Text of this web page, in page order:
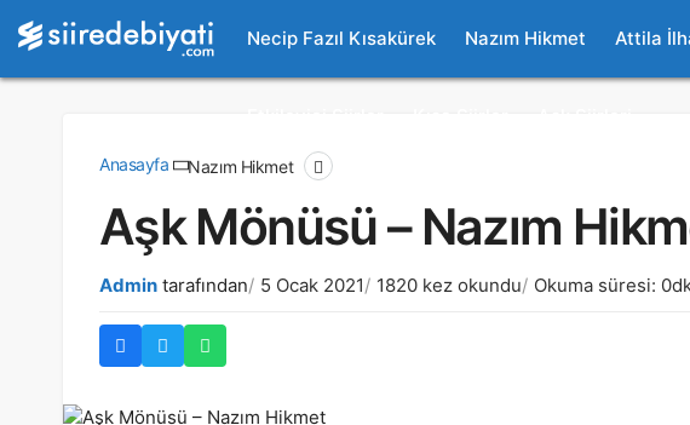
Necip Fazıl Kısakürek Nazım Hikmet Attila
Anasayfa Nazım Hikmet
Aşk Mönüsü – Nazım
Admin tarafından 5 Ocak 2021 1820 kez okundu Okuma süresi: